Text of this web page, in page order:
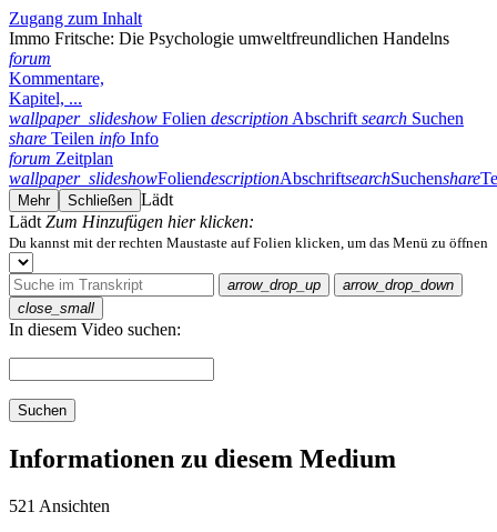
Zugang zum Inhalt
Immo Fritsche: Die Psychologie umweltfreundlichen Handelns
forum
Kommentare,
Kapitel, ...
wallpaper_slideshow Folien description Abschrift search Suchen
share Teilen info Info
forum Zeitplan
wallpaper_slideshowFoliendescriptionAbschriftsearchSuchenshare
Mehr Schließen Lädt
Lädt Zum Hinzufügen hier klicken:
Du kannst mit der rechten Maustaste auf Folien klicken, um das Menü zu öffnen
arrow_drop_up
arrow_drop_down
close_small
In diesem Video suchen:
Suchen
Informationen zu diesem Medium
521 Ansichten